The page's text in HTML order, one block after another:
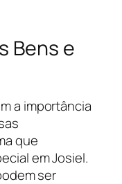
Bens e
a importância
que
em Josiel.
ser